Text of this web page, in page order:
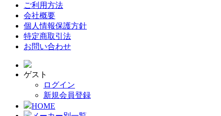
ご利用方法
会社概要
個人情報保護方針
特定商取引法
お問い合わせ
ゲスト
ログイン
新規会員登録
HOME